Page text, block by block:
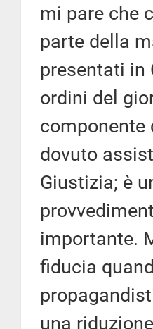
mi pare che
parte della
presentati in
ordini del
componente
dovuto
Giustizia; è
importante.
fiducia
una